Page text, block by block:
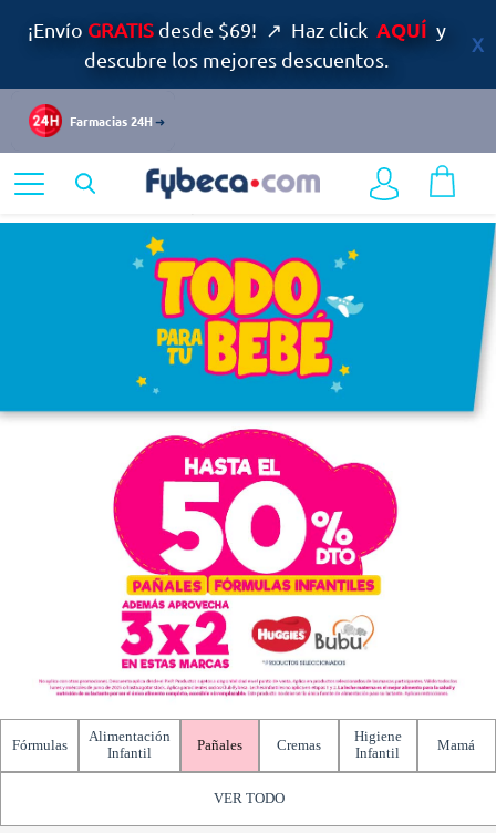
¡Envío GRATISdesde $69! ↗ Haz click AQUÍ y
descubre los mejores descuentos.
Farmacias 24H
Días Especiales Bebé
Fórmulas
Alimentación
Infantil
Pañales Cremas
Higiene
Infantil
Mamá
VER TODO